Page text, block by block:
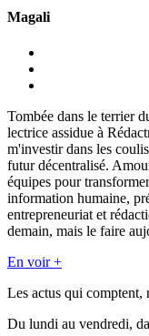
Magali
Tombée dans le terrier
lectrice assidue à
m'investir dans les
futur décentralisé.
équipes pour
information humaine,
entrepreneuriat et
demain, mais le faire
En voir +
Les actus qui comptent,
Du lundi au vendredi,